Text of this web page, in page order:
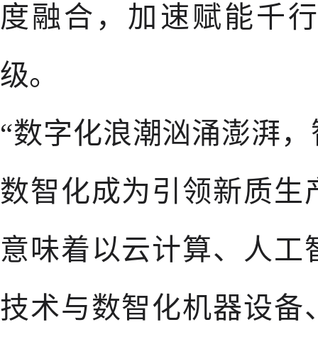
度融合，加速赋能千
级。
“数字化浪潮汹涌澎湃
数智化成为引领新质生
意味着以云计算、人
技术与数智化机器设备